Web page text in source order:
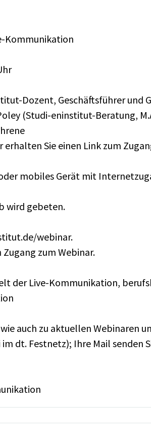
Kommunikation
Dozent, Geschäftsführer und
(Studi-eninstitut-Beratung,
erhalten Sie einen Link zum
mobiles Gerät mit
wird gebeten.
webinar.
zum Webinar.
der Live-Kommunikation,
auch zu aktuellen Webinaren
dt. Festnetz); Ihre Mail senden